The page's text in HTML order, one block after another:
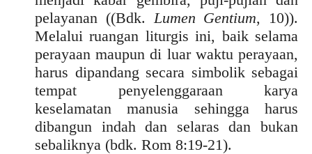
pelayanan ((Bdk. Lumen Gentium, 10)).
Melalui ruangan liturgis ini, baik selama
perayaan maupun di luar waktu perayaan,
harus dipandang secara simbolik sebagai
tempat penyelenggaraan karya
keselamatan manusia sehingga harus
dibangun indah dan selaras dan bukan
sebaliknya (bdk. Rom 8:19-21).